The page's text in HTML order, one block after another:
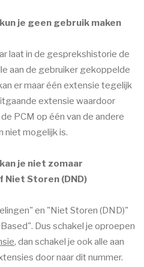
je geen gebruik maken
laat in de gesprekshistorie de
aan de gebruiker gekoppelde
er maar één extensie tegelijk
extensie waardoor
PCM op één van de andere
mogelijk is.
je niet zomaar
Niet Storen (DND)
en "Niet Storen (DND)"
Dus schakel je oproepen
, dan schakel je ook alle aan
door naar dit nummer.